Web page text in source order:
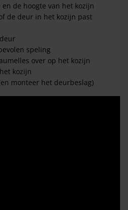
de hoogte van het kozijn
de deur in het kozijn past
speling
over op het kozijn
kozijn
monteer het deurbeslag)